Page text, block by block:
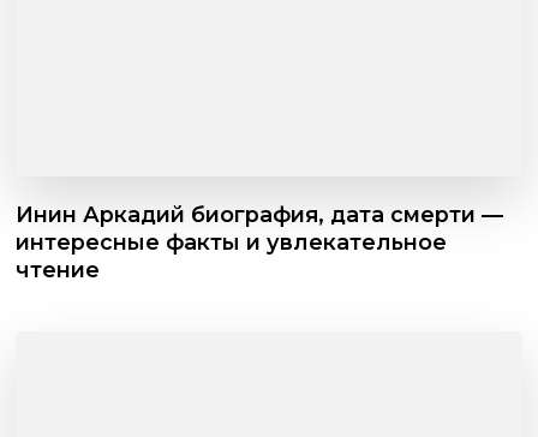
Инин Аркадий биография, дата смерти —
интересные факты и увлекательное
чтение